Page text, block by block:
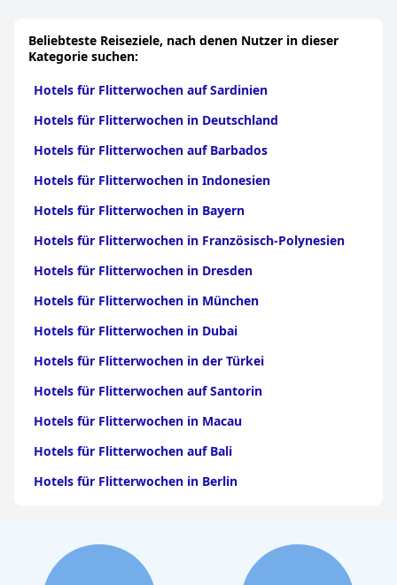
Beliebteste Reiseziele, nach denen Nutzer in dieser
Kategorie suchen:
Hotels für Flitterwochen auf Sardinien
Hotels für Flitterwochen in Deutschland
Hotels für Flitterwochen auf Barbados
Hotels für Flitterwochen in Indonesien
Hotels für Flitterwochen in Bayern
Hotels für Flitterwochen in Französisch-Polynesien
Hotels für Flitterwochen in Dresden
Hotels für Flitterwochen in München
Hotels für Flitterwochen in Dubai
Hotels für Flitterwochen in der Türkei
Hotels für Flitterwochen auf Santorin
Hotels für Flitterwochen in Macau
Hotels für Flitterwochen auf Bali
Hotels für Flitterwochen in Berlin
Hotels für Flitterwochen auf Mauritius
Hotels für Flitterwochen in Paris